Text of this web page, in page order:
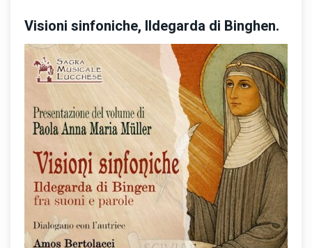
Visioni sinfoniche, Ildegarda di Binghen.